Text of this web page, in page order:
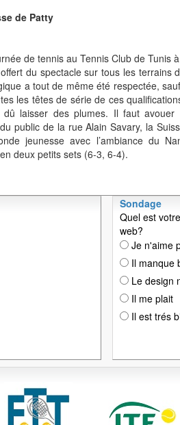
de Patty
de tennis au Tennis Club de Tunis
du spectacle sur tous les terrains
a tout de même été respectée,
les têtes de série de ces
laisser des plumes. Il faut avouer
public de la rue Alain Savary, la
jeunesse avec l’ambiance du
deux petits sets (6-3, 6-4).
Sondage
Quel est
web?
Je n'aime
Il manque
Le design
Il me plait
Il est trés